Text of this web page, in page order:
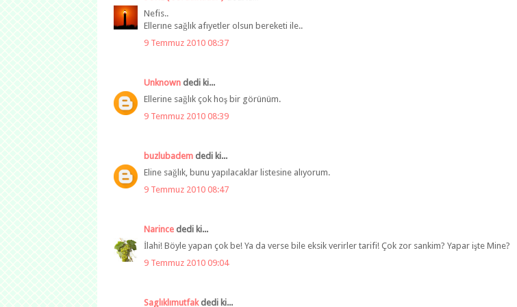
Nefis..
Ellerıne sağlık afıyetler olsun bereketi ile..
9 Temmuz 2010 08:37
Unknown dedi ki...
Ellerine sağlık çok hoş bir görünüm.
9 Temmuz 2010 08:39
buzlubadem dedi ki...
Eline sağlık, bunu yapılacaklar listesine alıyorum.
9 Temmuz 2010 08:47
Narince dedi ki...
İlahi! Böyle yapan çok be! Ya da verse bile eksik verirler tarifi! Çok zor sankim? Yapar işte Mine?
9 Temmuz 2010 09:04
Saglıklımutfakdedi ki...